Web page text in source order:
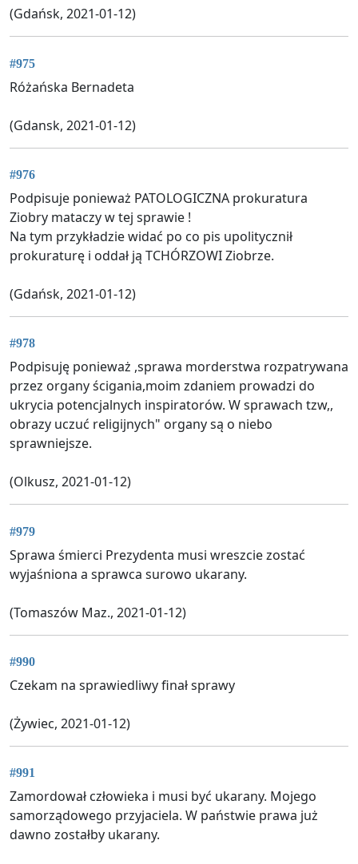
(Gdańsk, 2021-01-12)
#975
Różańska Bernadeta
(Gdansk, 2021-01-12)
#976
Podpisuje ponieważ PATOLOGICZNA prokuratura
Ziobry mataczy w tej sprawie !
Na tym przykładzie widać po co pis upolitycznił
prokuraturę i oddał ją TCHÓRZOWI Ziobrze.
(Gdańsk, 2021-01-12)
#978
Podpisuję ponieważ ,sprawa morderstwa rozpatrywana
przez organy ścigania,moim zdaniem prowadzi do
ukrycia potencjalnych inspiratorów. W sprawach tzw,,
obrazy uczuć religijnych" organy są o niebo
sprawniejsze.
(Olkusz, 2021-01-12)
#979
Sprawa śmierci Prezydenta musi wreszcie zostać
wyjaśniona a sprawca surowo ukarany.
(Tomaszów Maz., 2021-01-12)
#990
Czekam na sprawiedliwy finał sprawy
(Żywiec, 2021-01-12)
#991
Zamordował człowieka i musi być ukarany. Mojego
samorządowego przyjaciela. W państwie prawa już
dawno zostałby ukarany.